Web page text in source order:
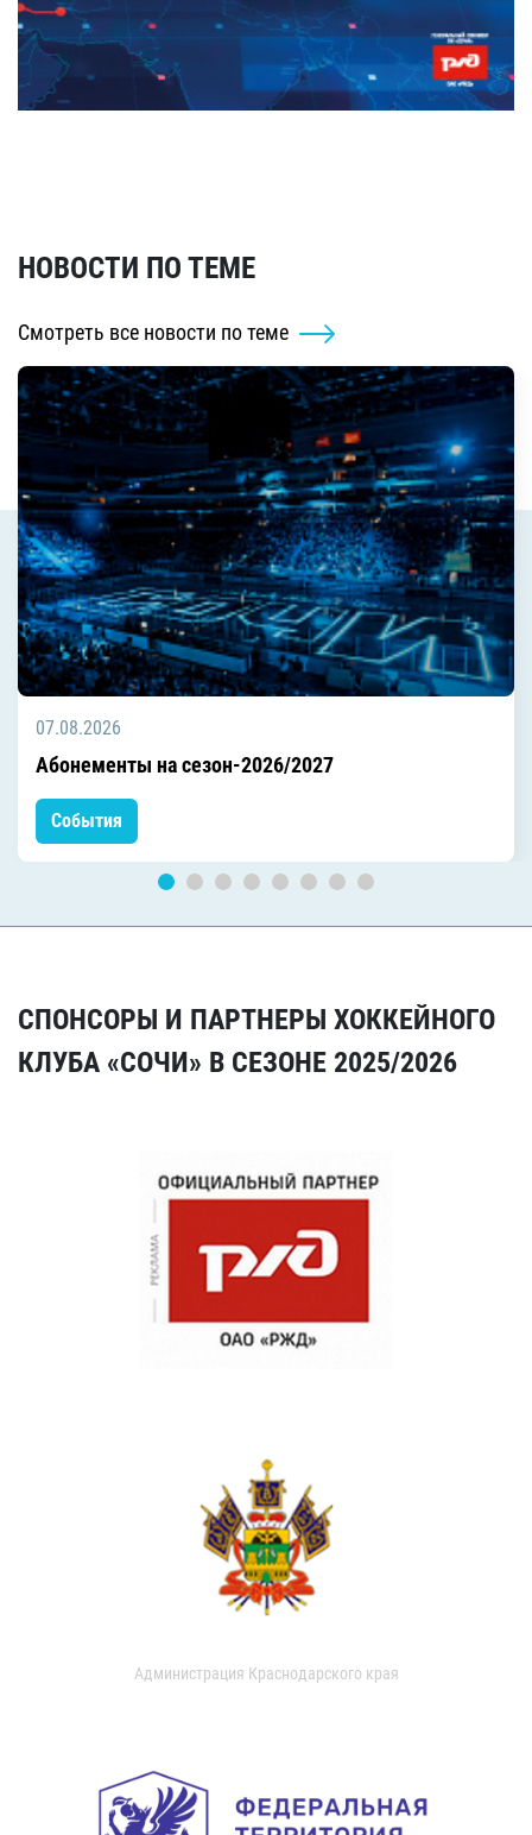
НОВОСТИ ПО ТЕМЕ
Смотреть все новости по теме
07.08.2026
Абонементы на сезон-2026/2027
События
СПОНСОРЫ И ПАРТНЕРЫ ХОККЕЙНОГО
КЛУБА «СОЧИ» В СЕЗОНЕ 2025/2026
Администрация Краснодарского края